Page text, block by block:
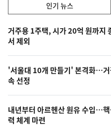
기,
최
신,
오
늘
의
영
상
인기 뉴스
기
뉴
스
거주용 1주택, 시가 20억 원까지
서 제외
'서울대 10개 만들기' 본격화…거
속 선정
내년부터 아르헨산 원유 수입…
력 체계 마련